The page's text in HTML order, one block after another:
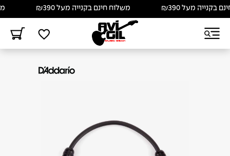
מעל ₪390 משלוח חינם בקנייה מעל ₪390